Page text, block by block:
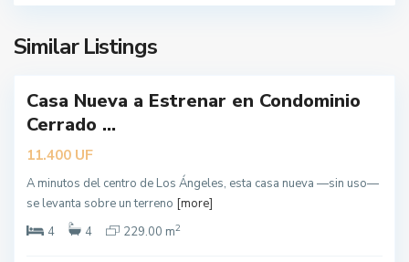
Similar Listings
e
s
Casa Nueva a Estrenar en Condominio
Cerrado ...
11.400 UF
A minutos del centro de Los Ángeles, esta casa nueva —sin uso—
se levanta sobre un terreno [more]
4
4 229.00 m2
L
o
s
n
g
e